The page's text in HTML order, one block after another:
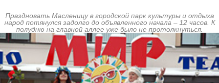
Праздновать Масленицу в городской парк культуры и отдыха
народ потянулся задолго до объявленного начала – 12 часов. К
полудню на главной аллее уже было не протолкнуться.